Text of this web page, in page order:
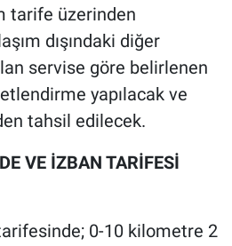
tarife üzerinden
dışındaki diğer
servise göre belirlenen
yapılacak ve
tahsil edilecek.
VE İZBAN TARİFESİ
0-10 kilometre 2